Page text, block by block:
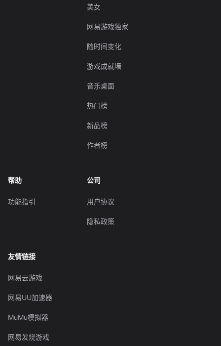
美女
网易游戏独家
随时间变化
游戏成就墙
音乐桌面
热门榜
新品榜
作者榜
帮助
功能指引
公司
用户协议
隐私政策
友情链接
网易云游戏
网易UU加速器
MuMu模拟器
网易发烧游戏